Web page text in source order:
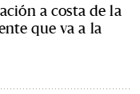
a costa de la
que va a la